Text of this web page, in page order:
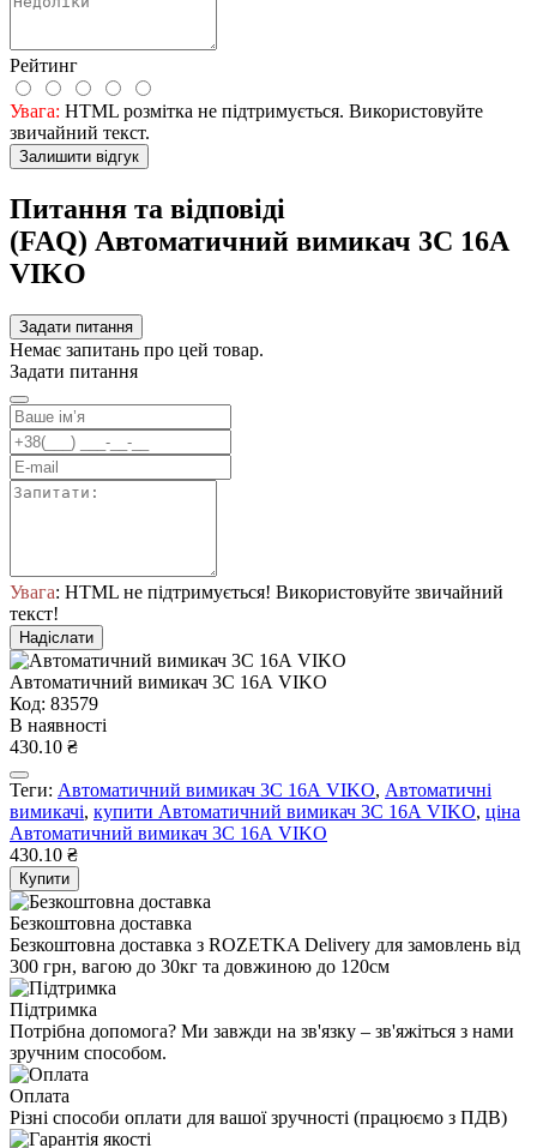
Рейтинг
Увага: HTML розмітка не підтримується. Використовуйте
звичайний текст.
Залишити відгук
Питання та відповіді
(FAQ) Автоматичний вимикач 3C 16А
VIKO
Задати питання
Немає запитань про цей товар.
Задати питання
Увага: HTML не підтримується! Використовуйте звичайний
текст!
Надіслати
Автоматичний вимикач 3C 16А VIKO
Код: 83579
В наявності
430.10 ₴
Теги: Автоматичний вимикач 3C 16А VIKO, Автоматичні
вимикачі, купити Автоматичний вимикач 3C 16А VIKO, ціна
Автоматичний вимикач 3C 16А VIKO
430.10 ₴
Купити
Безкоштовна доставка
Безкоштовна доставка з ROZETKA Delivery для замовлень від
300 грн, вагою до 30кг та довжиною до 120см
Підтримка
Потрібна допомога? Ми завжди на зв'язку – зв'яжіться з нами
зручним способом.
Оплата
Різні способи оплати для вашої зручності (працюємо з ПДВ)